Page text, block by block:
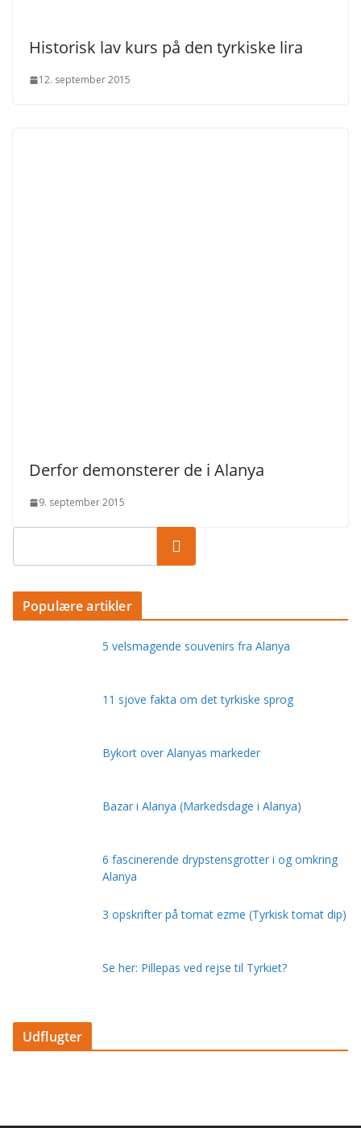
Historisk lav kurs på den tyrkiske lira
12. september 2015
Derfor demonsterer de i Alanya
9. september 2015
Populære artikler
5 velsmagende souvenirs fra Alanya
11 sjove fakta om det tyrkiske sprog
Bykort over Alanyas markeder
Bazar i Alanya (Markedsdage i Alanya)
6 fascinerende drypstensgrotter i og omkring
Alanya
3 opskrifter på tomat ezme (Tyrkisk tomat dip)
Se her: Pillepas ved rejse til Tyrkiet?
Udflugter